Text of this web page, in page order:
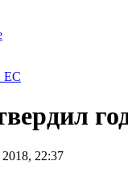
ЕС
22:37